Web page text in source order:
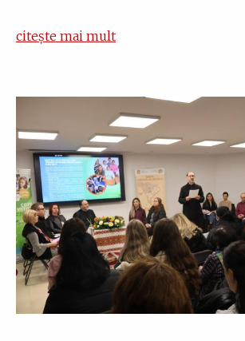
citește mai mult